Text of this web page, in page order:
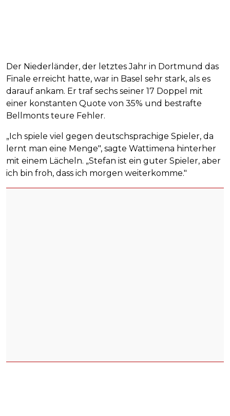
Der Niederländer, der letztes Jahr in Dortmund das
Finale erreicht hatte, war in Basel sehr stark, als es
darauf ankam. Er traf sechs seiner 17 Doppel mit
einer konstanten Quote von 35% und bestrafte
Bellmonts teure Fehler.
„Ich spiele viel gegen deutschsprachige Spieler, da
lernt man eine Menge", sagte Wattimena hinterher
mit einem Lächeln. „Stefan ist ein guter Spieler, aber
ich bin froh, dass ich morgen weiterkomme."